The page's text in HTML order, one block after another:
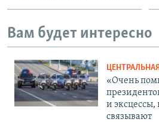
Вам будет интересно
«Очень
и
связывают